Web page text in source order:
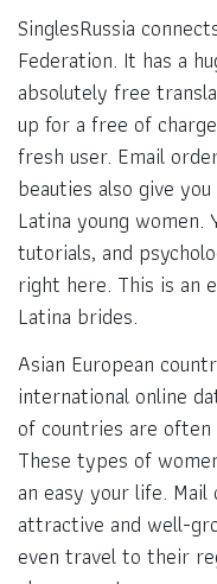
SinglesRussia
Federation. It has a
absolutely free
up for a free of
fresh user. Email
beauties also give
Latina young women.
tutorials, and
right here. This is an
Latina brides.
Asian European
international online
of countries are
These types of
an easy your life.
attractive and well-
even travel to their